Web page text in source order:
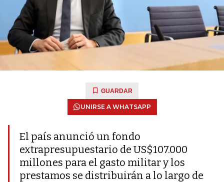
GUARDAR
UNIRSE A WHATSAPP
El país anunció un fondo
extrapresupuestario de US$107.000
millones para el gasto militar y los
prestamos se distribuirán a lo largo de